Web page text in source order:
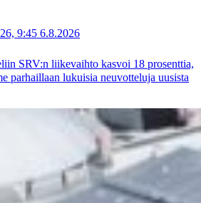
9:45 6.8.2026
SRV:n liikevaihto kasvoi 18 prosenttia,
parhaillaan lukuisia neuvotteluja uusista